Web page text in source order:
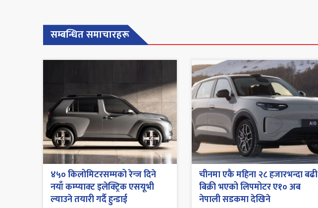
सम्बन्धित समाचारहरू
४५० किलोमिटरसम्मको रेन्ज दिने
नयाँ कम्प्याक्ट इलेक्ट्रिक एसयूभी
ल्याउने तयारी गर्दै हुन्डाई
चीनमा एकै महिना २८ हजारभन्दा बढी
बिक्री भएको लिपमोटर ए१० अब
नेपाली सडकमा देखिने